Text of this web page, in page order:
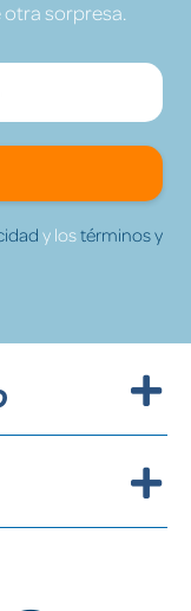
sorpresa.
y lostérminos y